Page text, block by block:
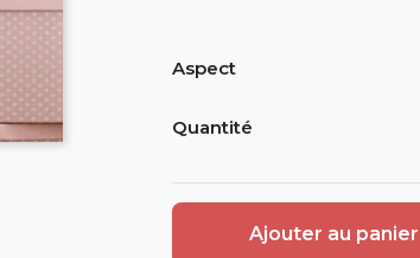
Aspect
Quantité
Ajouter au panier